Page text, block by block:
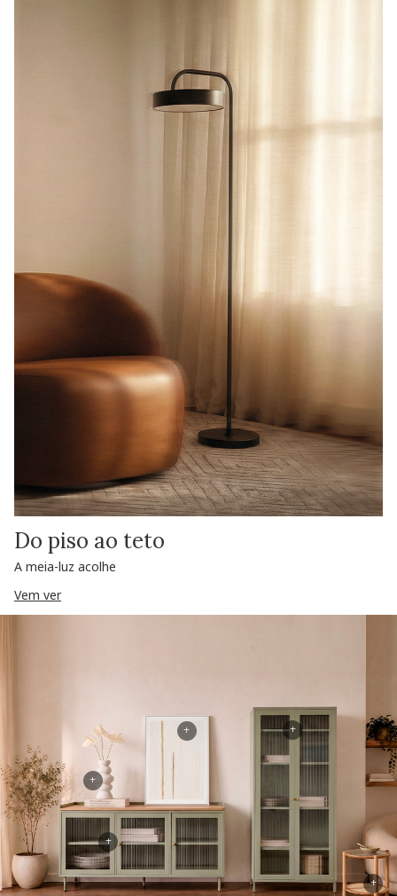
Do piso ao teto
A meia-luz acolhe
Vem ver
+
+
+
+
+